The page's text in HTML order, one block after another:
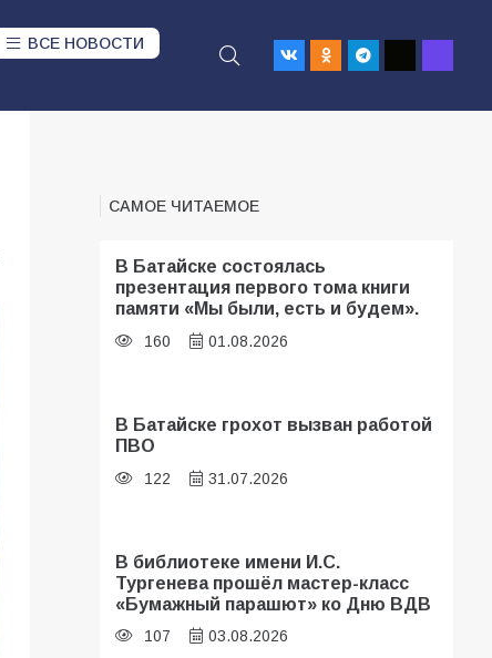
ВСЕ НОВОСТИ
САМОЕ ЧИТАЕМОЕ
В Батайске состоялась
презентация первого тома книги
памяти «Мы были, есть и будем».
160 01.08.2026
В Батайске грохот вызван работой
ПВО
122 31.07.2026
В библиотеке имени И.С.
Тургенева прошёл мастер-класс
«Бумажный парашют» ко Дню ВДВ
107 03.08.2026